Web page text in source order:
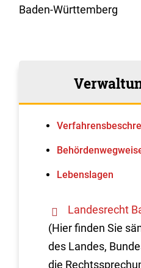
Baden-Württemberg
Lebenslagen
Landesrecht
(Hier finden Sie
des Landes,
die